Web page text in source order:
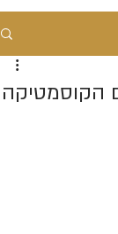
הקוסמטיקה